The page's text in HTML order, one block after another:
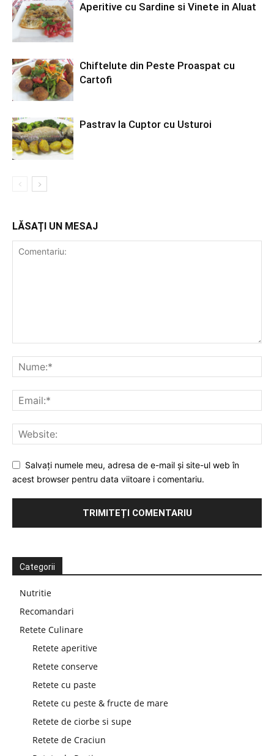
Aperitive cu Sardine si Vinete in Aluat
Chiftelute din Peste Proaspat cu
Cartofi
Pastrav la Cuptor cu Usturoi
LĂSAȚI UN MESAJ
Salvați numele meu, adresa de e-mail și site-ul web în
acest browser pentru data viitoare i comentariu.
Categorii
Nutritie
Recomandari
Retete Culinare
Retete aperitive
Retete conserve
Retete cu paste
Retete cu peste & fructe de mare
Retete de ciorbe si supe
Retete de Craciun